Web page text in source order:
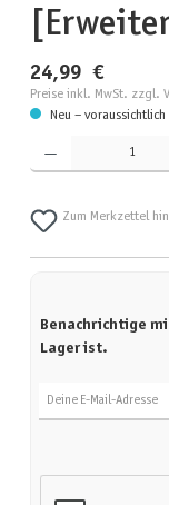
24,99 €
Preise inkl. MwSt. zzgl.
Neu –
Produkt Anzahl: Gib den
Zum Merkzettel
Benachrichtige
Lager ist.